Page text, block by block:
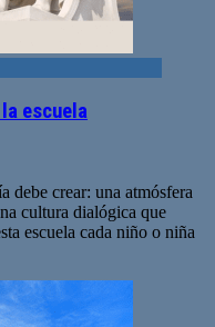
escuela
debe crear: una atmósfera
cultura dialógica que
escuela cada niño o niña